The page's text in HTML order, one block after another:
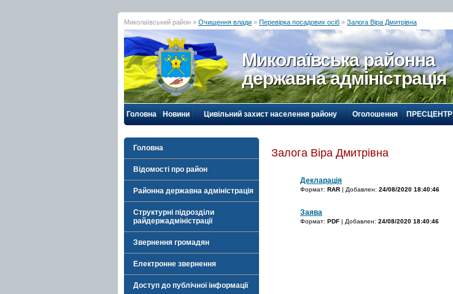
Миколаївський район » Очищення влади » Перевірка посадових осіб » Залога Віра Дмитрівна
Миколаївська районна
державна адміністрація
Головна Новини Цивільний захист населення району Оголошення ПРЕСЦЕНТР
Головна
Відомості про район
Районна державна адміністрація
Структурні підрозділи
райдержадміністрації
Звернення громадян
Електронне звернення
Доступ до публічної інформації
Залога Віра Дмитрівна
Декларація
Формат: RAR | Добавлен: 24/08/2020 18:40:46
Заява
Формат: PDF | Добавлен: 24/08/2020 18:40:46